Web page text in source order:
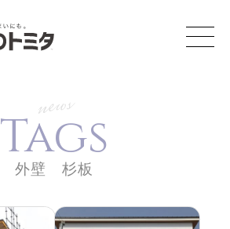
news
Tags
外壁 杉板